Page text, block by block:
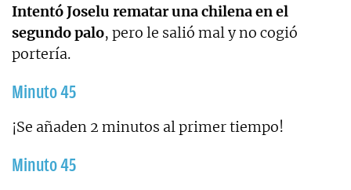
Intentó Joselu rematar una chilena en el
segundo palo, pero le salió mal y no cogió
portería.
Minuto 45
¡Se añaden 2 minutos al primer tiempo!
Minuto 45